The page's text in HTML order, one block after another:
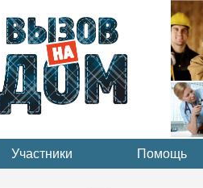
Участники Помощь